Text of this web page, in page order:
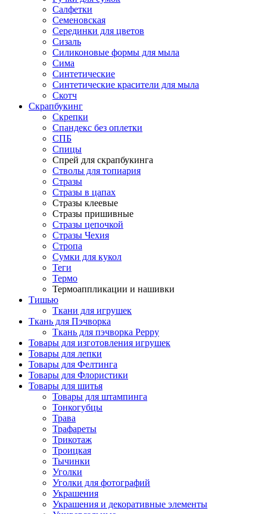
Салфетки
Семеновская
Серединки для цветов
Сизаль
Силиконовые формы для мыла
Сима
Синтетические
Синтетические красители для мыла
Скотч
Скрапбукинг
Скрепки
Спандекс без оплетки
СПБ
Спицы
Спрей для скрапбукинга
Стволы для топиария
Стразы
Стразы в цапах
Стразы клеевые
Стразы пришивные
Стразы цепочкой
Стразы Чехия
Стропа
Сумки для кукол
Теги
Термо
Термоаппликации и нашивки
Тишью
Ткани для игрушек
Ткань для Пэчворка
Ткань для пэчворка Peppy
Товары для изготовления игрушек
Товары для лепки
Товары для Фелтинга
Товары для Флористики
Товары для шитья
Товары для штампинга
Тонкогубцы
Трава
Трафареты
Трикотаж
Троицкая
Тычинки
Уголки
Уголки для фотографий
Украшения
Украшения и декоративные элементы